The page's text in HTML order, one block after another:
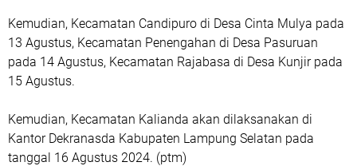
Kemudian, Kecamatan Candipuro di Desa Cinta Mulya pada
13 Agustus, Kecamatan Penengahan di Desa Pasuruan
pada 14 Agustus, Kecamatan Rajabasa di Desa Kunjir pada
15 Agustus.
Kemudian, Kecamatan Kalianda akan dilaksanakan di
Kantor Dekranasda Kabupaten Lampung Selatan pada
tanggal 16 Agustus 2024. (ptm)